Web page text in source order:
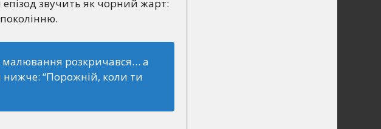
звучить як чорний жарт:
малювання розкричався… а
“Порожній, коли ти